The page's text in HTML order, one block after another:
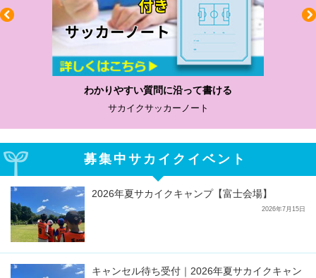
わかりやすい質問に沿って書ける
サカイクサッカーノート
募集中サカイクイベント
2026年夏サカイクキャンプ【富士会場】
2026年7月15日
キャンセル待ち受付｜2026年夏サカイクキャン